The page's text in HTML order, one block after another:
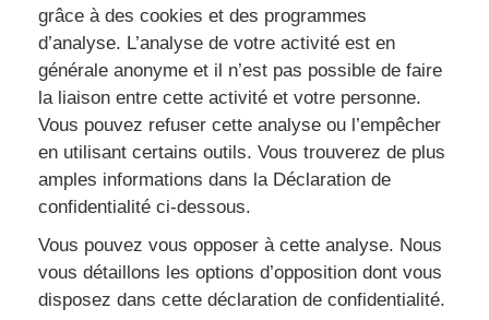
grâce à des cookies et des programmes
d’analyse. L’analyse de votre activité est en
générale anonyme et il n’est pas possible de faire
la liaison entre cette activité et votre personne.
Vous pouvez refuser cette analyse ou l’empêcher
en utilisant certains outils. Vous trouverez de plus
amples informations dans la Déclaration de
confidentialité ci-dessous.
Vous pouvez vous opposer à cette analyse. Nous
vous détaillons les options d’opposition dont vous
disposez dans cette déclaration de confidentialité.